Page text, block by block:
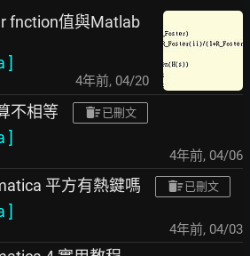
fnction值與Matlab
]
4年前, 04/20
不相等 已刪文
]
4年前, 04/06
平方有熱鍵嗎 已刪文
]
4年前, 04/03